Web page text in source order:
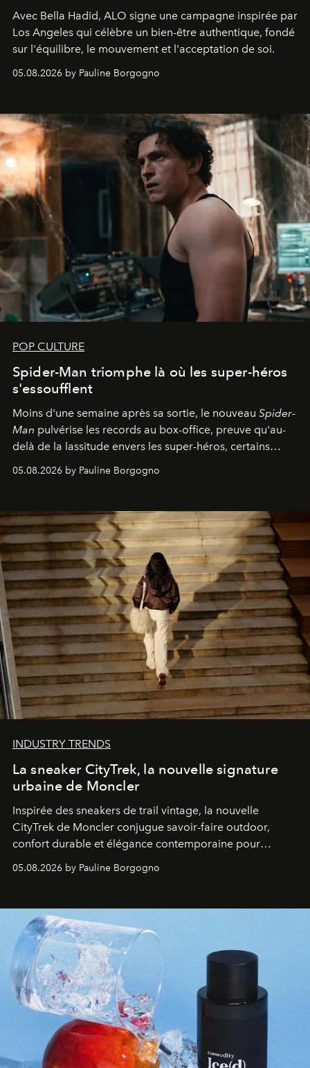
Avec Bella Hadid, ALO signe une campagne inspirée par
Los Angeles qui célèbre un bien-être authentique, fondé
sur l'équilibre, le mouvement et l'acceptation de soi.
05.08.2026 by Pauline Borgogno
POP CULTURE
Spider-Man triomphe là où les super-héros
s'essoufflent
Moins d'une semaine après sa sortie, le nouveau Spider-
Man pulvérise les records au box-office, preuve qu'au-
delà de la lassitude envers les super-héros, certains
personnages continuent de susciter une ferveur intacte.
05.08.2026 by Pauline Borgogno
INDUSTRY TRENDS
La sneaker CityTrek, la nouvelle signature
urbaine de Moncler
Inspirée des sneakers de trail vintage, la nouvelle
CityTrek de Moncler conjugue savoir-faire outdoor,
confort durable et élégance contemporaine pour
accompagner les explorations du quotidien.
05.08.2026 by Pauline Borgogno